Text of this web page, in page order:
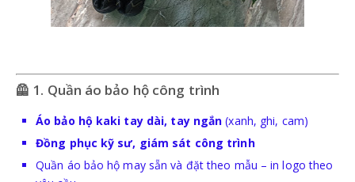
QUẦN ÁO BẢO VỆ LAO ĐỘNG
🦺 1. Quần áo bảo hộ công trình
Áo bảo hộ kaki tay dài, tay ngắn (xanh, ghi, cam)
Đồng phục kỹ sư, giám sát công trình
Quần áo bảo hộ may sẵn và đặt theo mẫu – in logo theo